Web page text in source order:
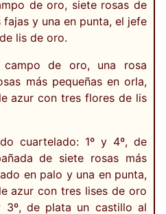
de oro, siete rosas de
y una en punta, el jefe
lis de oro.
de oro, una rosa
más pequeñas en orla,
azur con tres flores de lis
cuartelado: 1º y 4º, de
de siete rosas más
en palo y una en punta,
azur con tres lises de oro
3º, de plata un castillo al